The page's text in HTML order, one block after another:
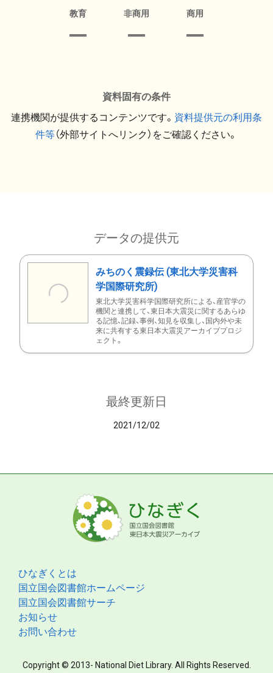
教育 非商用 商用
資料固有の条件
連携機関が提供するコンテンツです。 資料提供元の利用条
件等（外部サイトへリンク）をご確認ください。
データの提供元
みちのく震録伝 (東北大学災害科
学国際研究所)
東北大学災害科学国際研究所による、産官学の
機関と連携して、東日本大震災に関するあらゆ
る記憶、記録、事例、知見を収集し、国内外や未
来に共有する東日本大震災アーカイブプロジ
ェクト。
最終更新日
2021/12/02
ひなぎくとは
国立国会図書館ホームページ
国立国会図書館サーチ
お知らせ
お問い合わせ
Copyright © 2013- National Diet Library. All Rights Reserved.